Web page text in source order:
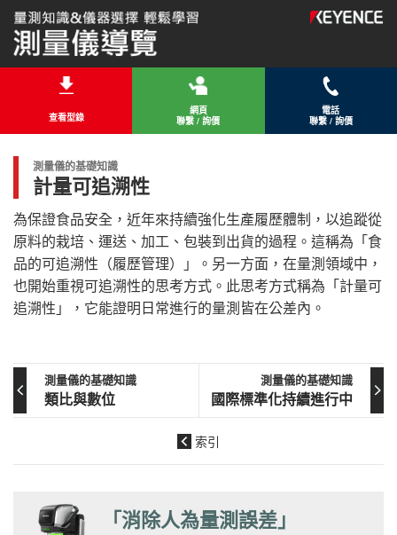
查看型錄
網頁
聯繫 / 詢價
電話
聯繫 / 詢價
測量儀的基礎知識
計量可追溯性
為保證食品安全，近年來持續強化生產履歷體制，以追蹤從
原料的栽培、運送、加工、包裝到出貨的過程。這稱為「食
品的可追溯性（履歷管理）」。另一方面，在量測領域中，
也開始重視可追溯性的思考方式。此思考方式稱為「計量可
追溯性」，它能證明日常進行的量測皆在公差內。
測量儀的基礎知識
類比與數位
測量儀的基礎知識
國際標準化持續進行中
索引
「消除人為量測誤差」